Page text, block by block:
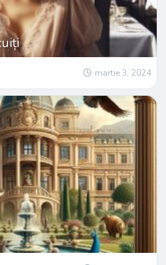
martie 3, 2024